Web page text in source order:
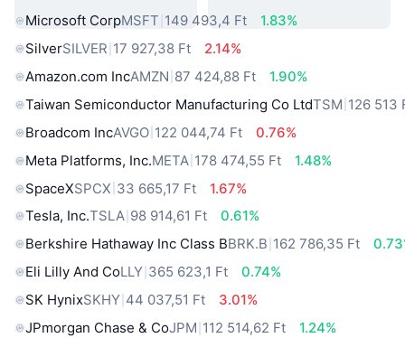
Microsoft CorpMSFT 149 493,4 Ft
1.83%
SilverSILVER 17 927,38 Ft
2.14%
Amazon.com IncAMZN 87 424,88 Ft
1.90%
Taiwan Semiconductor Manufacturing Co LtdTSM 126 513
Broadcom IncAVGO 122 044,74 Ft
0.76%
Meta Platforms, Inc.META 178 474,55 Ft
1.48%
SpaceXSPCX 33 665,17 Ft
1.67%
Tesla, Inc.TSLA 98 914,61 Ft
0.61%
Berkshire Hathaway Inc Class BBRK.B 162 786,35 Ft
Eli Lilly And CoLLY 365 623,1 Ft
0.74%
SK HynixSKHY 44 037,51 Ft
3.01%
JPmorgan Chase & CoJPM 112 514,62 Ft
1.24%